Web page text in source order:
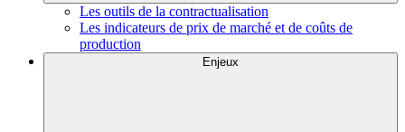
Les outils de la contractualisation
Les indicateurs de prix de marché et de coûts de
production
Enjeux